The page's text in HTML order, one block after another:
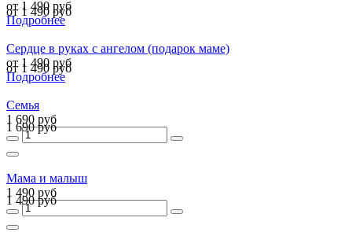
от 1 490 руб
от 1 490 руб
Подробнее
Сердце в руках с ангелом (подарок маме)
от 1 490 руб
от 1 490 руб
Подробнее
Семья
1 690 руб
1 690 руб
Мама и малыш
1 490 руб
1 490 руб